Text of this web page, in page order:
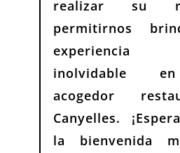
realizar su
permitirnos
experiencia
inolvidable
acogedor
Canyelles.
la bienvenida